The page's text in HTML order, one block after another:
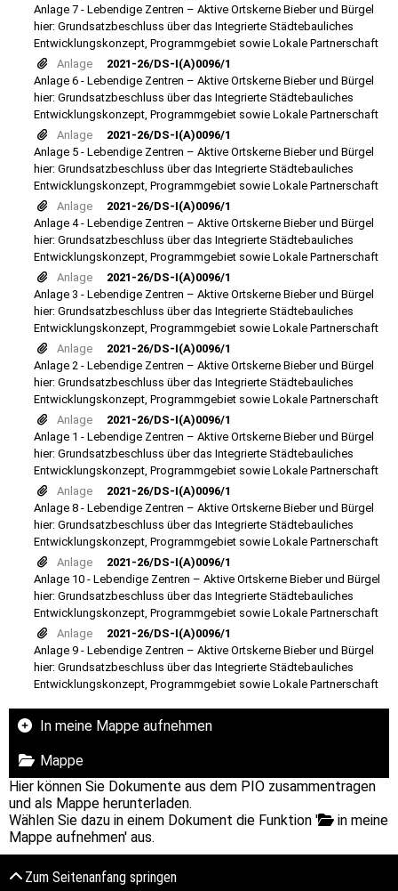
Anlage 7 - Lebendige Zentren – Aktive Ortskerne Bieber und Bürgel
hier: Grundsatzbeschluss über das Integrierte Städtebauliches
Entwicklungskonzept, Programmgebiet sowie Lokale Partnerschaft
Anlage
2021-26/DS-I(A)0096/1
Anlage 6 - Lebendige Zentren – Aktive Ortskerne Bieber und Bürgel
hier: Grundsatzbeschluss über das Integrierte Städtebauliches
Entwicklungskonzept, Programmgebiet sowie Lokale Partnerschaft
Anlage
2021-26/DS-I(A)0096/1
Anlage 5 - Lebendige Zentren – Aktive Ortskerne Bieber und Bürgel
hier: Grundsatzbeschluss über das Integrierte Städtebauliches
Entwicklungskonzept, Programmgebiet sowie Lokale Partnerschaft
Anlage
2021-26/DS-I(A)0096/1
Anlage 4 - Lebendige Zentren – Aktive Ortskerne Bieber und Bürgel
hier: Grundsatzbeschluss über das Integrierte Städtebauliches
Entwicklungskonzept, Programmgebiet sowie Lokale Partnerschaft
Anlage
2021-26/DS-I(A)0096/1
Anlage 3 - Lebendige Zentren – Aktive Ortskerne Bieber und Bürgel
hier: Grundsatzbeschluss über das Integrierte Städtebauliches
Entwicklungskonzept, Programmgebiet sowie Lokale Partnerschaft
Anlage
2021-26/DS-I(A)0096/1
Anlage 2 - Lebendige Zentren – Aktive Ortskerne Bieber und Bürgel
hier: Grundsatzbeschluss über das Integrierte Städtebauliches
Entwicklungskonzept, Programmgebiet sowie Lokale Partnerschaft
Anlage
2021-26/DS-I(A)0096/1
Anlage 1 - Lebendige Zentren – Aktive Ortskerne Bieber und Bürgel
hier: Grundsatzbeschluss über das Integrierte Städtebauliches
Entwicklungskonzept, Programmgebiet sowie Lokale Partnerschaft
Anlage
2021-26/DS-I(A)0096/1
Anlage 8 - Lebendige Zentren – Aktive Ortskerne Bieber und Bürgel
hier: Grundsatzbeschluss über das Integrierte Städtebauliches
Entwicklungskonzept, Programmgebiet sowie Lokale Partnerschaft
Anlage
2021-26/DS-I(A)0096/1
Anlage 10 - Lebendige Zentren – Aktive Ortskerne Bieber und Bürgel
hier: Grundsatzbeschluss über das Integrierte Städtebauliches
Entwicklungskonzept, Programmgebiet sowie Lokale Partnerschaft
Anlage
2021-26/DS-I(A)0096/1
Anlage 9 - Lebendige Zentren – Aktive Ortskerne Bieber und Bürgel
hier: Grundsatzbeschluss über das Integrierte Städtebauliches
Entwicklungskonzept, Programmgebiet sowie Lokale Partnerschaft
In meine Mappe aufnehmen
Mappe
Hier können Sie Dokumente aus dem PIO zusammentragen
und als Mappe herunterladen.
Wählen Sie dazu in einem Dokument die Funktion '
in meine
Mappe aufnehmen' aus.
Zum Seitenanfang springen